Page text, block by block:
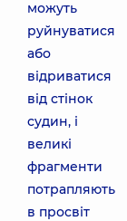
можуть
руйнуватися
або
відриватися
від стінок
судин, і
великі
фрагменти
потрапляють
в просвіт